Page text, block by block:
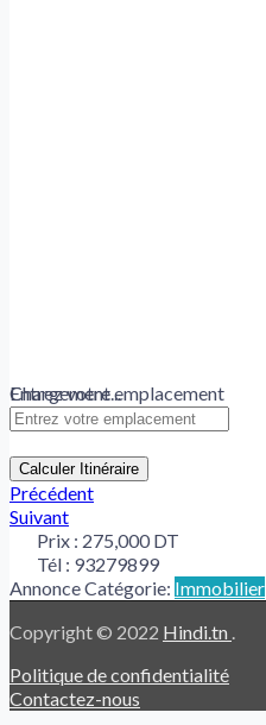
Chargement...
Entrez votre emplacement
Calculer Itinéraire
Précédent
Suivant
Prix : 275,000 DT
Tél : 93279899
Annonce Catégorie: Immobilier
Copyright © 2022 Hindi.tn .
Politique de confidentialité
Contactez-nous